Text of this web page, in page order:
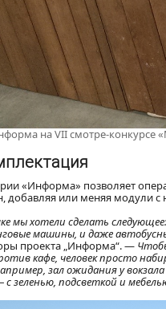
на VII смотре-
«Информа» позволяет
добавляя или меняя модули
мы хотели сделать
машины, и даже
проекта „Информа“. —
кафе, человек просто
зал ожидания у
зеленью, подсветкой и